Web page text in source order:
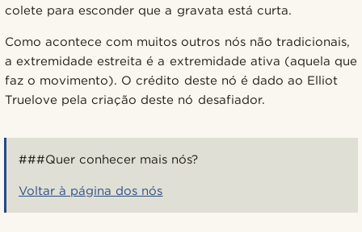
colete para esconder que a gravata está curta.
Como acontece com muitos outros nós não tradicionais,
a extremidade estreita é a extremidade ativa (aquela que
faz o movimento). O crédito deste nó é dado ao Elliot
Truelove pela criação deste nó desafiador.
###Quer conhecer mais nós?
Voltar à página dos nós